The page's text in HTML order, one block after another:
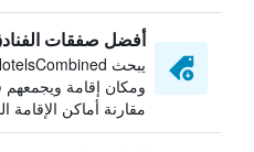
أفضل صفقات
ومكان إقامة
مقارنة أماكن الإقامة